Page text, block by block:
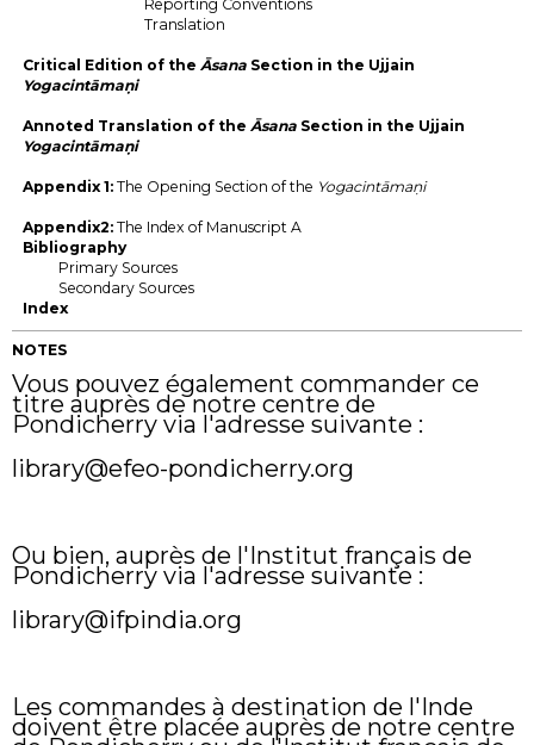
Reporting Conventions
Translation
Critical Edition of theĀsana Section in the Ujjain
Yogacintāmaṇi
Annoted Translation of theĀsana Section in the Ujjain
Yogacintāmaṇi
Appendix 1: The Opening Section of the Yogacintāmaṇi
Appendix2: The Index of Manuscript A
Bibliography
Primary Sources
Secondary Sources
Index
NOTES
Vous pouvez également commander ce
titre auprès de notre centre de
Pondicherry via l'adresse suivante :
library@efeo-pondicherry.org
Ou bien, auprès de l'Institut français de
Pondicherry via l'adresse suivante :
library@ifpindia.org
Les commandes à destination de l'Inde
doivent être placée auprès de notre centre